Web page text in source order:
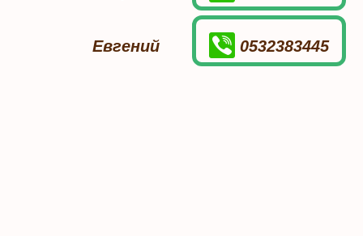
0532383445
Евгений